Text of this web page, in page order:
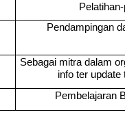
Pendampingan
Sebagai mitra dalam
info ter update
Pembelajaran